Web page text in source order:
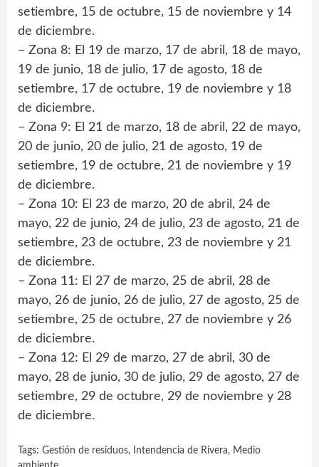
setiembre, 15 de octubre, 15 de noviembre y 14
de diciembre.
– Zona 8: El 19 de marzo, 17 de abril, 18 de mayo,
19 de junio, 18 de julio, 17 de agosto, 18 de
setiembre, 17 de octubre, 19 de noviembre y 18
de diciembre.
– Zona 9: El 21 de marzo, 18 de abril, 22 de mayo,
20 de junio, 20 de julio, 21 de agosto, 19 de
setiembre, 19 de octubre, 21 de noviembre y 19
de diciembre.
– Zona 10: El 23 de marzo, 20 de abril, 24 de
mayo, 22 de junio, 24 de julio, 23 de agosto, 21 de
setiembre, 23 de octubre, 23 de noviembre y 21
de diciembre.
– Zona 11: El 27 de marzo, 25 de abril, 28 de
mayo, 26 de junio, 26 de julio, 27 de agosto, 25 de
setiembre, 25 de octubre, 27 de noviembre y 26
de diciembre.
– Zona 12: El 29 de marzo, 27 de abril, 30 de
mayo, 28 de junio, 30 de julio, 29 de agosto, 27 de
setiembre, 29 de octubre, 29 de noviembre y 28
de diciembre.
Tags: Gestión de residuos, Intendencia de Rivera, Medio